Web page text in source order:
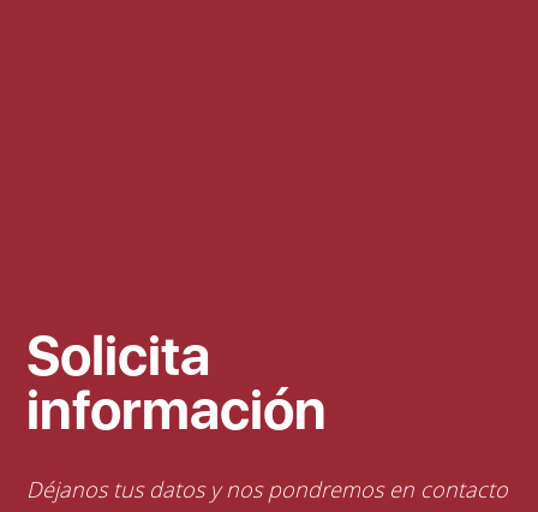
Solicita
información
Déjanos tus datos y nos pondremos en contacto